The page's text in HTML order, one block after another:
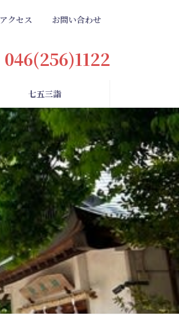
アクセス お問い合わせ
046(256)1122
七五三詣